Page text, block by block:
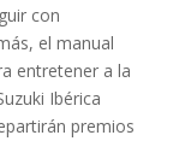
con
el manual
entretener a la
Ibérica
premios